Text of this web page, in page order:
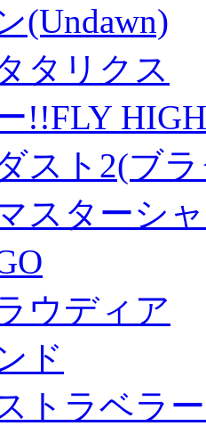
(Undawn)
タリクス
!!FLY HIGH
スト2(ブ
スターシ
ウディア
ド
トラベラ